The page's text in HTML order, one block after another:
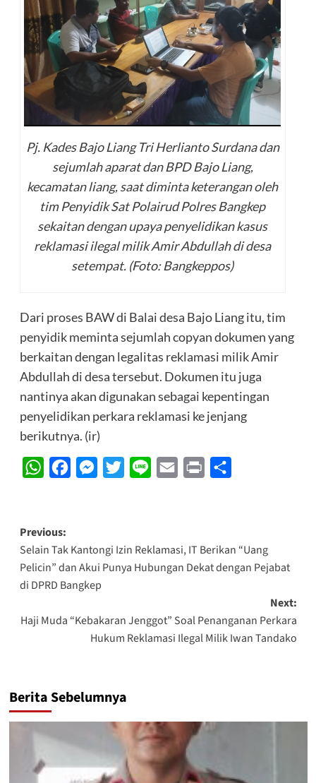
Pj. Kades Bajo Liang Tri Herlianto Surdana dan
sejumlah aparat dan BPD Bajo Liang,
kecamatan liang, saat diminta keterangan oleh
tim Penyidik Sat Polairud Polres Bangkep
sekaitan dengan upaya penyelidikan kasus
reklamasi ilegal milik Amir Abdullah di desa
setempat. (Foto: Bangkeppos)
Dari proses BAW di Balai desa Bajo Liang itu, tim
penyidik meminta sejumlah copyan dokumen yang
berkaitan dengan legalitas reklamasi milik Amir
Abdullah di desa tersebut. Dokumen itu juga
nantinya akan digunakan sebagai kepentingan
penyelidikan perkara reklamasi ke jenjang
berikutnya. (ir)
WhatsAppFacebookMessenger
Twitter Line Email Print
Post
navigation
Previous:
Selain Tak Kantongi Izin Reklamasi, IT Berikan “Uang
Pelicin” dan Akui Punya Hubungan Dekat dengan Pejabat
di DPRD Bangkep
Next:
Haji Muda “Kebakaran Jenggot” Soal Penanganan Perkara
Hukum Reklamasi Ilegal Milik Iwan Tandako
Berita Sebelumnya